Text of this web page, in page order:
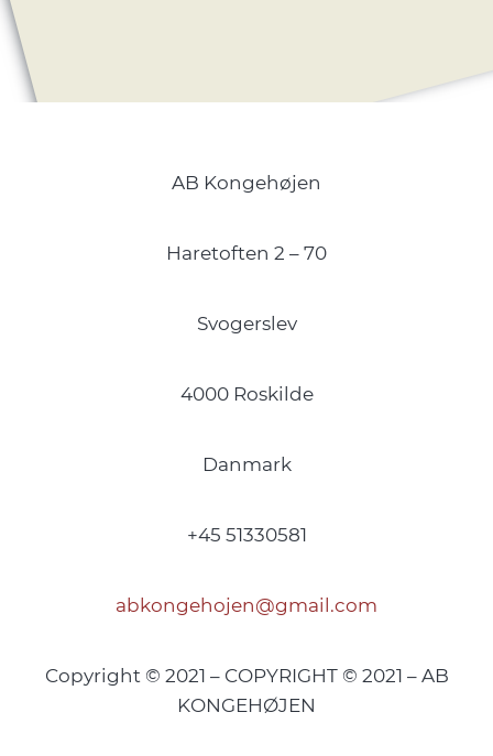
AB Kongehøjen
Haretoften 2 – 70
Svogerslev
4000 Roskilde
Danmark
+45 51330581
abkongehojen@gmail.com
Copyright © 2021 – COPYRIGHT © 2021 – AB
KONGEHØJEN